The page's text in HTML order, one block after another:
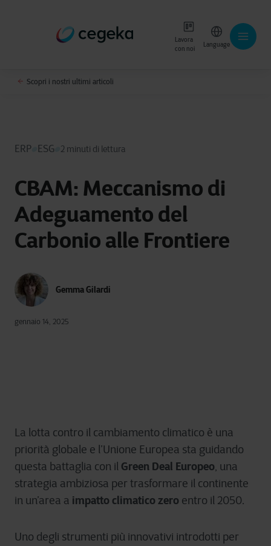
Lavora
con noi
Language
Scopri i nostri ultimi articoli
ERP ESG 2 minuti di lettura
CBAM: Meccanismo di
Adeguamento del
Carbonio alle Frontiere
Gemma Gilardi
gennaio 14, 2025
La lotta contro il cambiamento climatico è una
priorità globale e l’Unione Europea sta guidando
questa battaglia con il Green Deal Europeo, una
strategia ambiziosa per trasformare il continente
in un’area a impatto climatico zero entro il 2050.
Uno degli strumenti più innovativi introdotti per